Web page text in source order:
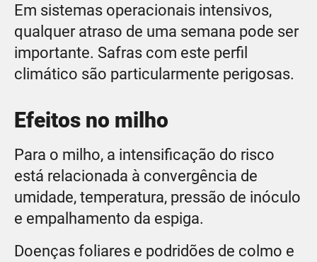
Em sistemas operacionais intensivos,
qualquer atraso de uma semana pode ser
importante. Safras com este perfil
climático são particularmente perigosas.
Efeitos no milho
Para o milho, a intensificação do risco
está relacionada à convergência de
umidade, temperatura, pressão de inóculo
e empalhamento da espiga.
Doenças foliares e podridões de colmo e